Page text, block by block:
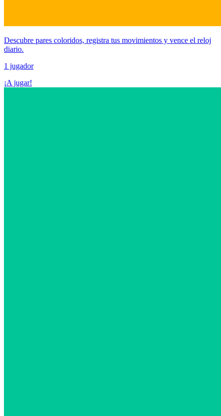
Descubre pares coloridos, registra tus movimientos y vence el reloj
diario.
1 jugador
¡A jugar!